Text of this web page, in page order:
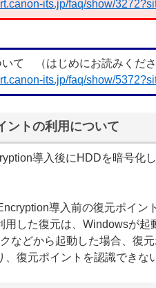
its.jp/faq/show/
て （はじめにお読みくだ
its.jp/faq/show/
ントの利用について
導入後にHDDを暗号化
導入前の復元ポイ
用した復元は、Windowsが
などから起動した場合、復
、復元ポイントを認識できな